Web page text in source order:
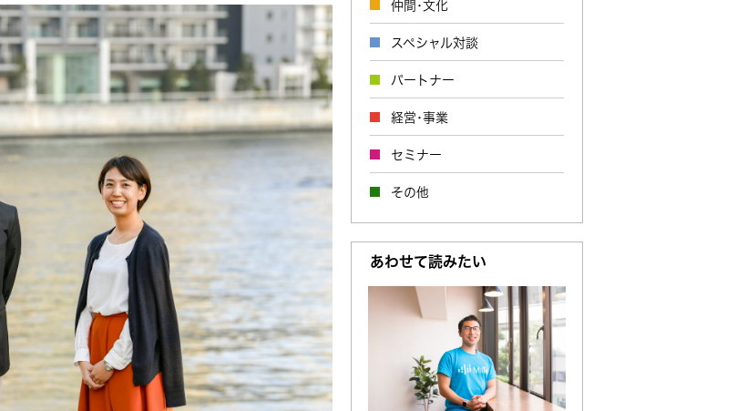
仲間･文化
スペシャル対談
パートナー
経営･事業
セミナー
その他
あわせて読みたい